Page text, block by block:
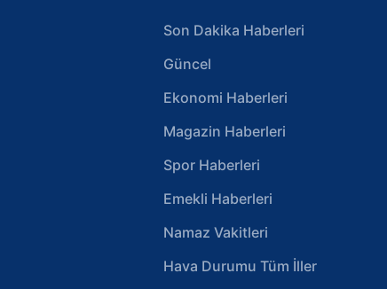
Son Dakika Haberleri
Güncel
Ekonomi Haberleri
Magazin Haberleri
Spor Haberleri
Emekli Haberleri
Namaz Vakitleri
Hava Durumu Tüm İller